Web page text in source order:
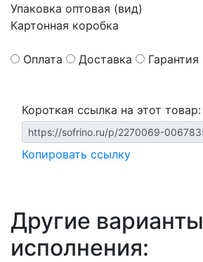
Упаковка оптовая (вид)
Картонная коробка
Оплата Доставка Гарантия
Короткая ссылка на этот товар:
Копировать ссылку
Другие варианты
исполнения: